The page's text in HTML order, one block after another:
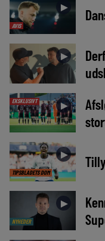
AVIS
►
►
EKSKLUSIVT ►
TIPSBLADETS DOM
►
NYHEDER
►